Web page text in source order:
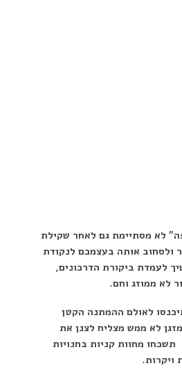
לא מסתיימת גם לאחר שקילת
ולסחוב אותה בעצמכם לנקודת
לעמדת ביקורת הדרכונים,
לא ממוזג וחם.
לאולם ההמתנה הקטן
לא ממש מצליח לצנן את
מחוות קניות בחנויות
ויקרות.